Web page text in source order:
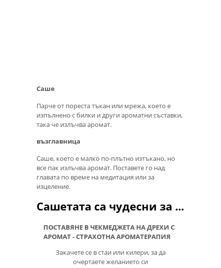
Саше
Парче от пореста тъкан или мрежа, което е
изпълнено с билки и други ароматни съставки,
така че излъчва аромат.
възглавница
Саше, което е малко по-плътно изтъкано, но
все пак излъчва аромат. Поставете го над
главата по време на медитация или за
изцеление.
Сашетата са чудесни за ...
ПОСТАВЯНЕ В ЧЕКМЕДЖЕТА НА ДРЕХИ С
АРОМАТ - СТРАХОТНА АРОМАТЕРАПИЯ
Закачете се в стаи или килери, за да
очертаете желанието си